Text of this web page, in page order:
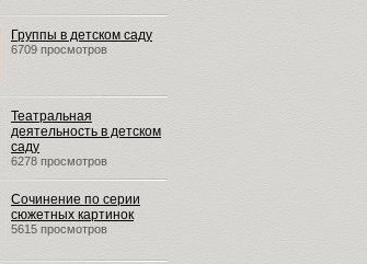
Группы в детском саду
6709 просмотров
Театральная
деятельность в детском
саду
6278 просмотров
Сочинение по серии
сюжетных картинок
5615 просмотров